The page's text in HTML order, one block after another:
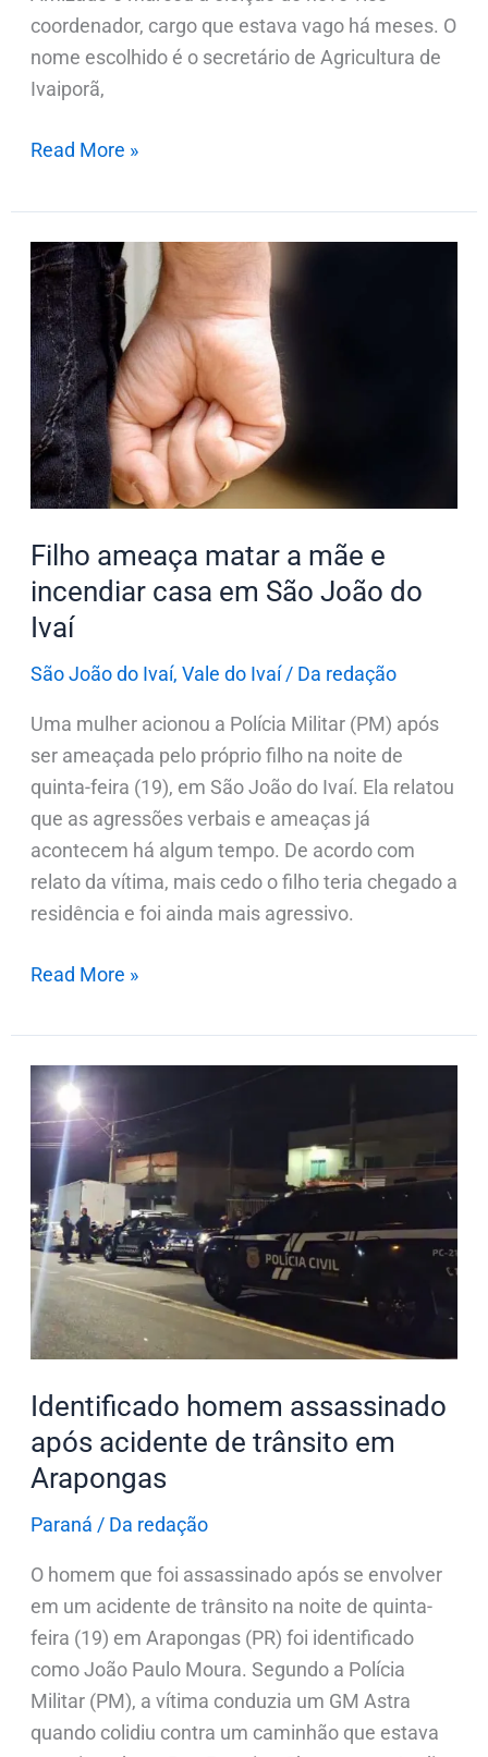
coordenador, cargo que estava vago há meses. O
nome escolhido é o secretário de Agricultura de
Ivaiporã,
Read More »
Filho ameaça matar a mãe e
incendiar casa em São João do
Ivaí
São João do Ivaí, Vale do Ivaí/ Da redação
Uma mulher acionou a Polícia Militar (PM) após
ser ameaçada pelo próprio filho na noite de
quinta-feira (19), em São João do Ivaí. Ela relatou
que as agressões verbais e ameaças já
acontecem há algum tempo. De acordo com
relato da vítima, mais cedo o filho teria chegado a
residência e foi ainda mais agressivo.
Filho
ameaça
matar
a
mãe
e
incendiar
casa
em
São
João
do
Ivaí
Read More »
Identificado homem assassinado
após acidente de trânsito em
Arapongas
Paraná / Da redação
O homem que foi assassinado após se envolver
em um acidente de trânsito na noite de quinta-
feira (19) em Arapongas (PR) foi identificado
como João Paulo Moura. Segundo a Polícia
Militar (PM), a vítima conduzia um GM Astra
quando colidiu contra um caminhão que estava
Identificado
homem
assassinado
após
acidente
de
trânsito
em
Arapongas